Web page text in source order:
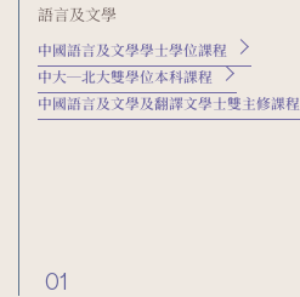
語言及文學
中國語言及文學學士學位課程
中大─北大雙學位本科課程
中國語言及文學及翻譯文學士雙主修課程
01